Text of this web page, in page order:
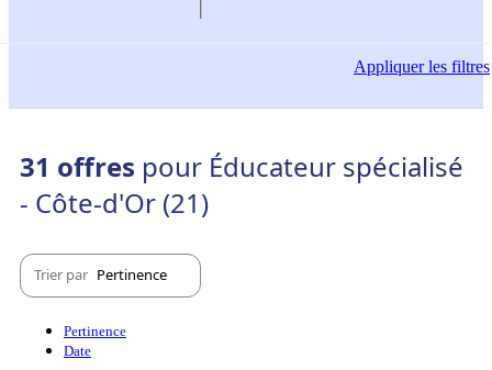
Appliquerles filtres
31 offres pour Éducateur spécialisé
- Côte-d'Or (21)
Trier par Pertinence
Pertinence
Date